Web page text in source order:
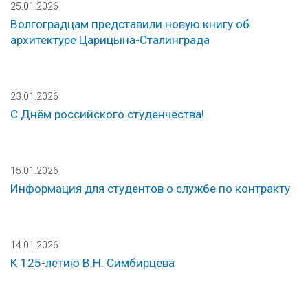
25.01.2026
Волгоградцам представили новую книгу об
архитектуре Царицына-Сталинграда
23.01.2026
С Днём российского студенчества!
15.01.2026
Информация для студентов о службе по контракту
14.01.2026
К 125-летию В.Н. Симбирцева